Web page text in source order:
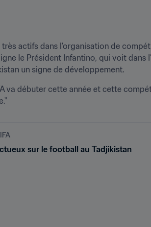
actifs dans l’organisation de
le Président Infantino, qui voit dans
un signe de développement.
va débuter cette année et cette
sur le football au Tadjikistan